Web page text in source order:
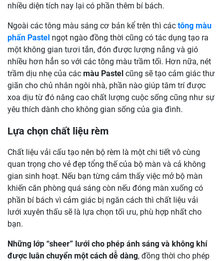
nhiều diện tích nay lại có phần thêm bí bách.
Ngoài các tông màu sáng cơ bản kể trên thì các tông màu
phấn Pastel ngọt ngào đồng thời cũng có tác dụng tạo ra
một không gian tươi tắn, đón được lượng nắng và gió
nhiều hơn hẳn so với các tông màu trầm tối. Hơn nữa, nét
trầm dịu nhẹ của các màu Pastel cũng sẽ tạo cảm giác thư
giãn cho chủ nhân ngôi nhà, phần nào giúp tâm trí được
xoa dịu từ đó nâng cao chất lượng cuộc sống cũng như sự
yêu thích dành cho không gian sống của gia đình.
Lựa chọn chất liệu rèm
Chất liệu vải cấu tạo nên bộ rèm là một chi tiết vô cùng
quan trọng cho vẻ đẹp tổng thế của bộ màn và cả không
gian sinh hoạt. Nếu bạn từng cảm thấy việc mở bộ màn
khiến căn phòng quá sáng còn nếu đóng màn xuống có
phần bí bách vì cảm giác bị ngăn cách thì chất liệu vải
lưới xuyên thấu sẽ là lựa chọn tối ưu, phù hợp nhất cho
bạn.
Những lớp “sheer” lưới cho phép ánh sáng và không khí
được luân chuyển một cách dễ dàng, đồng thời cho phép